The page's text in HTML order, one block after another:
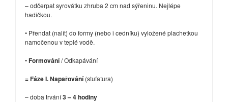
– odčerpat syrovátku zhruba 2 cm nad sýřeninu. Nejlépe
hadičkou.
• Přendat (nalít) do formy (nebo i cedníku) vyložené plachetkou
namočenou v teplé vodě.
•Formování/ Odkapávání
= Fáze I. Napařování(stufatura)
– doba trvání3 – 4 hodiny